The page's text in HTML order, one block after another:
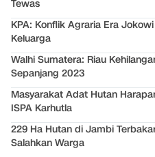
Tewas
KPA: Konflik Agraria Era
Keluarga
Walhi Sumatera: Riau
Sepanjang 2023
Masyarakat Adat Hutan
ISPA Karhutla
229 Ha Hutan di Jambi
Salahkan Warga